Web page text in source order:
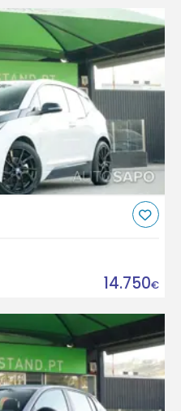
14.750€